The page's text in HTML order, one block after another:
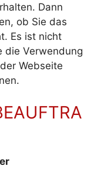
Dann
ob Sie das
Es ist nicht
die Verwendung
Webseite